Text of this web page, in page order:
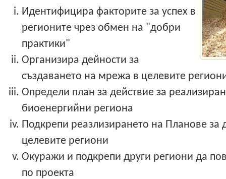
Идентифицира факторите за успех в
регионите чрез обмен на "добри
практики"
Организира дейности за
създаването на мрежа в целевите
Определи план за действие за
биоенергийни региона
Подкрепи реазлизирането на Планове за
целевите региони
Окуражи и подкрепи други региони да
по проекта